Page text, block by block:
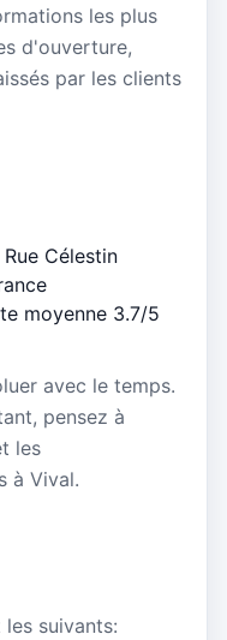
les plus
d'ouverture,
par les clients
Célestin
moyenne 3.7/5
avec le temps.
pensez à
les
à Vival.
suivants: